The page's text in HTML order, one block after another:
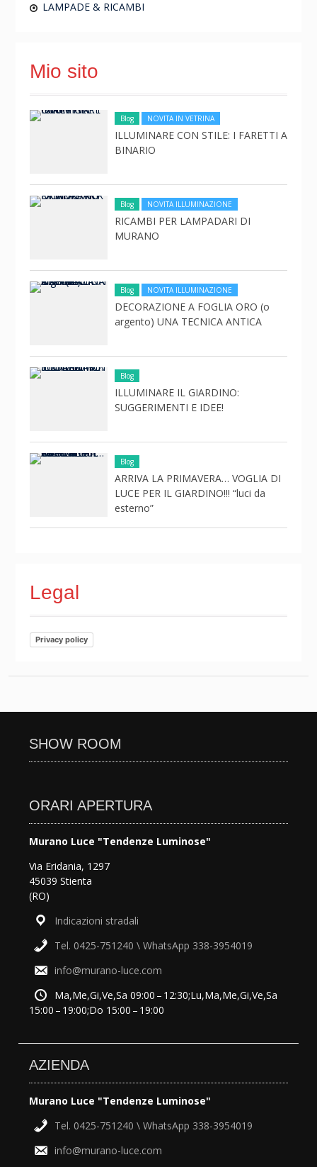
LAMPADE & RICAMBI
Mio sito
Blog NOVITA IN VETRINA
ILLUMINARE CON STILE: I FARETTI A
BINARIO
Blog NOVITA ILLUMINAZIONE
RICAMBI PER LAMPADARI DI
MURANO
Blog NOVITA ILLUMINAZIONE
DECORAZIONE A FOGLIA ORO (o
argento) UNA TECNICA ANTICA
Blog
ILLUMINARE IL GIARDINO:
SUGGERIMENTI E IDEE!
Blog
ARRIVA LA PRIMAVERA… VOGLIA DI
LUCE PER IL GIARDINO!!! “luci da
esterno”
Legal
Privacy policy
SHOW ROOM
ORARI APERTURA
Murano Luce "Tendenze Luminose"
Via Eridania, 1297
45039 Stienta
(RO)
Indicazioni stradali
Tel. 0425-751240 \ WhatsApp 338-3954019
info@murano-luce.com
Ma,Me,Gi,Ve,Sa 09:00 – 12:30;Lu,Ma,Me,Gi,Ve,Sa
15:00 – 19:00;Do 15:00 – 19:00
AZIENDA
Murano Luce "Tendenze Luminose"
Tel. 0425-751240 \ WhatsApp 338-3954019
info@murano-luce.com